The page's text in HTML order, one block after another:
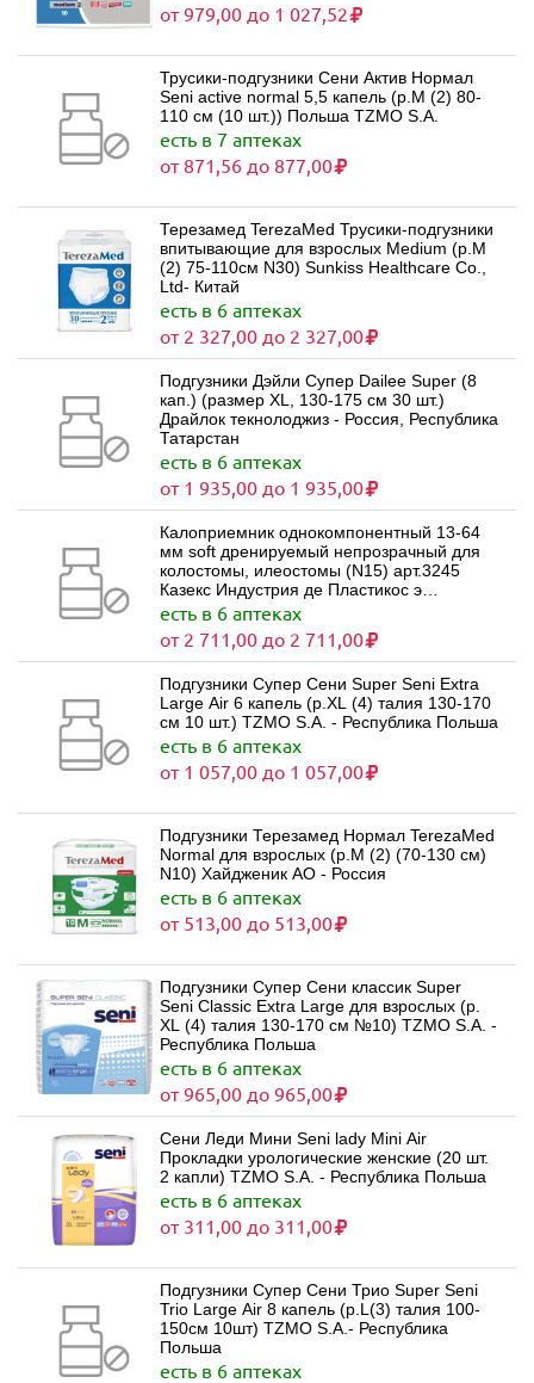
от 979,00 до 1 027,52
Трусики-подгузники Сени Актив Нормал
Seni active normal 5,5 капель (р.M (2) 80-
110 см (10 шт.)) Польша TZMO S.A.
есть в 7 аптеках
от 871,56 до 877,00
Терезамед TerezaMed Трусики-подгузники
впитывающие для взрослых Medium (р.M
(2) 75-110см N30) Sunkiss Healthcare Co.,
Ltd- Китай
есть в 6 аптеках
от 2 327,00 до 2 327,00
Подгузники Дэйли Супер Dailee Super (8
кап.) (размер XL, 130-175 см 30 шт.)
Драйлок текнолоджиз - Россия, Республика
Татарстан
есть в 6 аптеках
от 1 935,00 до 1 935,00
Калоприемник однокомпонентный 13-64
мм soft дренируемый непрозрачный для
колостомы, илеостомы (N15) арт.3245
Казекс Индустрия де Пластикос э
Продутос Медикос Лимитада - Бразилия
есть в 6 аптеках
от 2 711,00 до 2 711,00
Подгузники Супер Сени Super Seni Extra
Large Air 6 капель (р.XL (4) талия 130-170
см 10 шт.) TZMO S.A. - Республика Польша
есть в 6 аптеках
от 1 057,00 до 1 057,00
Подгузники Терезамед Нормал TerezaMed
Normal для взрослых (р.M (2) (70-130 см)
N10) Хайдженик АО - Россия
есть в 6 аптеках
от 513,00 до 513,00
Подгузники Супер Сени классик Super
Seni Classic Extra Large для взрослых (р.
XL (4) талия 130-170 см №10) TZMO S.A. -
Республика Польша
есть в 6 аптеках
от 965,00 до 965,00
Сени Леди Мини Seni lady Mini Air
Прокладки урологические женские (20 шт.
2 капли) TZMO S.A. - Республика Польша
есть в 6 аптеках
от 311,00 до 311,00
Подгузники Супер Сени Трио Super Seni
Trio Large Air 8 капель (р.L(3) талия 100-
150см 10шт) TZMO S.A.- Республика
Польша
есть в 6 аптеках